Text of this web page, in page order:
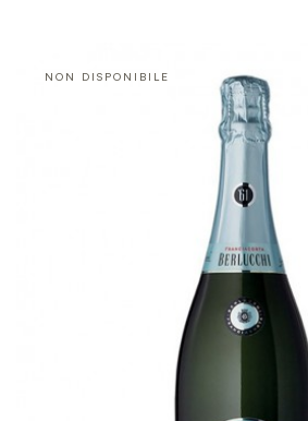
NON DISPONIBILE